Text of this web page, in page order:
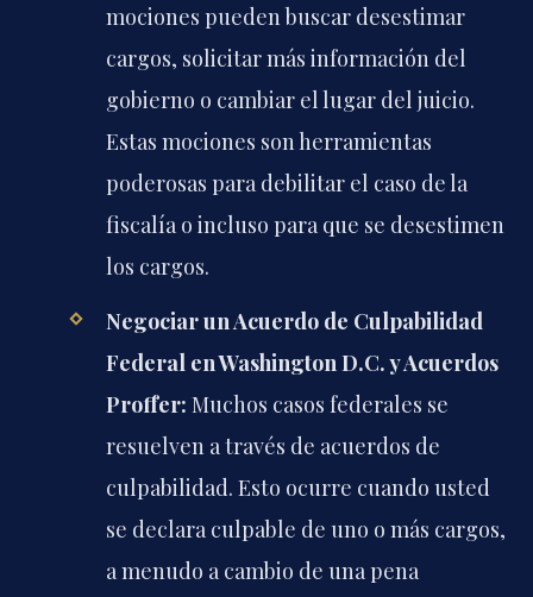
mociones pueden buscar desestimar
cargos, solicitar más información del
gobierno o cambiar el lugar del juicio.
Estas mociones son herramientas
poderosas para debilitar el caso de la
fiscalía o incluso para que se desestimen
los cargos.
Negociar un Acuerdo de Culpabilidad
Federal en Washington D.C. y Acuerdos
Proffer: Muchos casos federales se
resuelven a través de acuerdos de
culpabilidad. Esto ocurre cuando usted
se declara culpable de uno o más cargos,
a menudo a cambio de una pena